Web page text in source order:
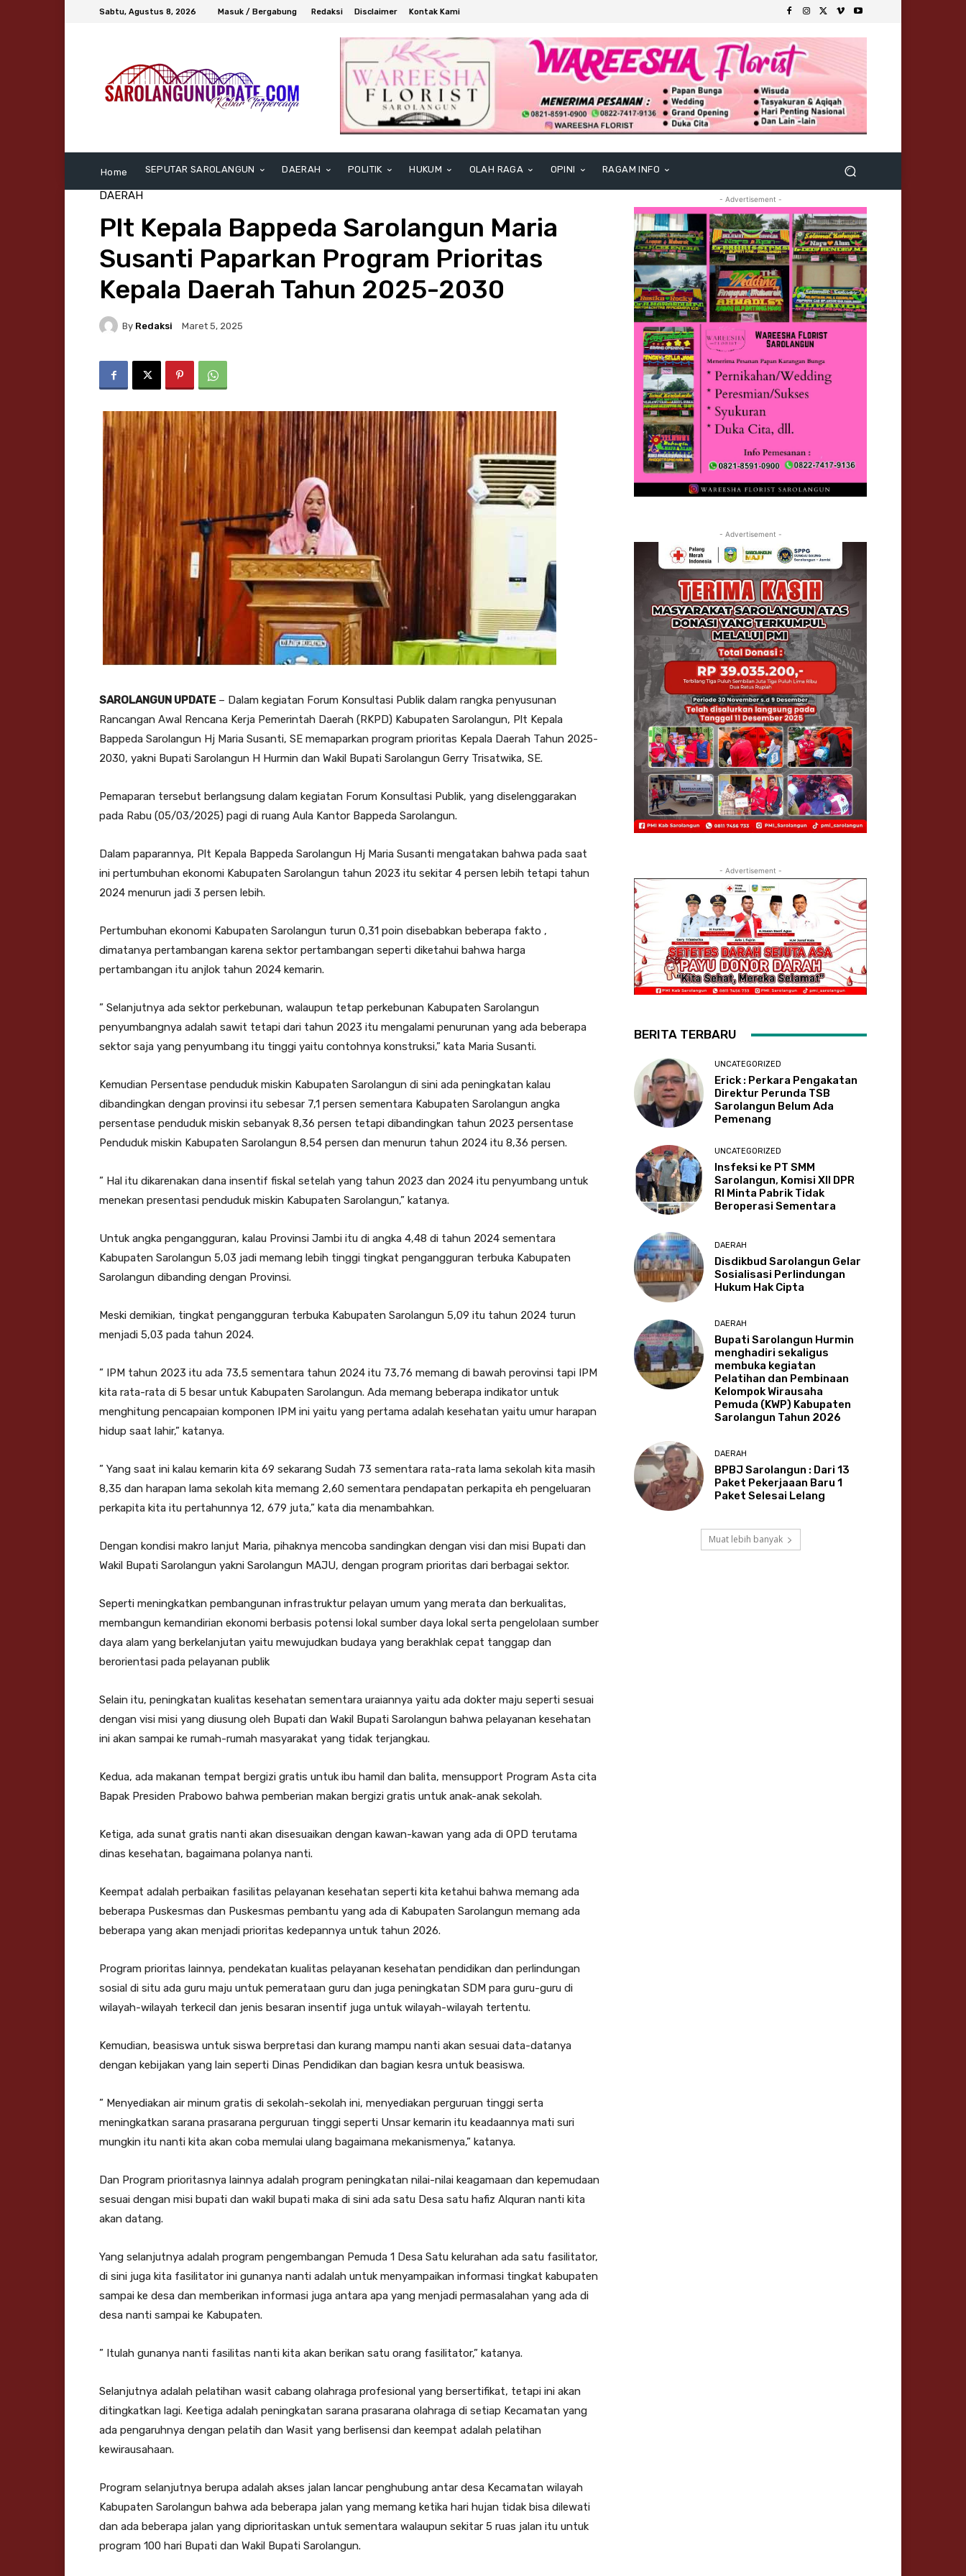
Sabtu, Agustus 8, 2026 Masuk / Bergabung Redaksi Disclaimer Kontak Kami
Home SEPUTAR SAROLANGUN DAERAH POLITIK HUKUM OLAH RAGA OPINI RAGAM INFO
DAERAH
Plt Kepala Bappeda Sarolangun Maria
Susanti Paparkan Program Prioritas
Kepala Daerah Tahun 2025-2030
By Redaksi Maret 5, 2025
SAROLANGUN UPDATE– Dalam kegiatan Forum Konsultasi Publik dalam rangka penyusunan
Rancangan Awal Rencana Kerja Pemerintah Daerah (RKPD) Kabupaten Sarolangun, Plt Kepala
Bappeda Sarolangun Hj Maria Susanti, SE memaparkan program prioritas Kepala Daerah Tahun 2025-
2030, yakni Bupati Sarolangun H Hurmin dan Wakil Bupati Sarolangun Gerry Trisatwika, SE.
Pemaparan tersebut berlangsung dalam kegiatan Forum Konsultasi Publik, yang diselenggarakan
pada Rabu (05/03/2025) pagi di ruang Aula Kantor Bappeda Sarolangun.
Dalam paparannya, Plt Kepala Bappeda Sarolangun Hj Maria Susanti mengatakan bahwa pada saat
ini pertumbuhan ekonomi Kabupaten Sarolangun tahun 2023 itu sekitar 4 persen lebih tetapi tahun
2024 menurun jadi 3 persen lebih.
Pertumbuhan ekonomi Kabupaten Sarolangun turun 0,31 poin disebabkan beberapa fakto ,
dimatanya pertambangan karena sektor pertambangan seperti diketahui bahwa harga
pertambangan itu anjlok tahun 2024 kemarin.
” Selanjutnya ada sektor perkebunan, walaupun tetap perkebunan Kabupaten Sarolangun
penyumbangnya adalah sawit tetapi dari tahun 2023 itu mengalami penurunan yang ada beberapa
sektor saja yang penyumbang itu tinggi yaitu contohnya konstruksi,” kata Maria Susanti.
Kemudian Persentase penduduk miskin Kabupaten Sarolangun di sini ada peningkatan kalau
dibandingkan dengan provinsi itu sebesar 7,1 persen sementara Kabupaten Sarolangun angka
persentase penduduk miskin sebanyak 8,36 persen tetapi dibandingkan tahun 2023 persentase
Penduduk miskin Kabupaten Sarolangun 8,54 persen dan menurun tahun 2024 itu 8,36 persen.
” Hal itu dikarenakan dana insentif fiskal setelah yang tahun 2023 dan 2024 itu penyumbang untuk
menekan presentasi penduduk miskin Kabupaten Sarolangun,” katanya.
Untuk angka pengangguran, kalau Provinsi Jambi itu di angka 4,48 di tahun 2024 sementara
Kabupaten Sarolangun 5,03 jadi memang lebih tinggi tingkat pengangguran terbuka Kabupaten
Sarolangun dibanding dengan Provinsi.
Meski demikian, tingkat pengangguran terbuka Kabupaten Sarolangun 5,09 itu tahun 2024 turun
menjadi 5,03 pada tahun 2024.
” IPM tahun 2023 itu ada 73,5 sementara tahun 2024 itu 73,76 memang di bawah perovinsi tapi IPM
kita rata-rata di 5 besar untuk Kabupaten Sarolangun. Ada memang beberapa indikator untuk
menghitung pencapaian komponen IPM ini yaitu yang pertama adalah kesehatan yaitu umur harapan
hidup saat lahir,” katanya.
” Yang saat ini kalau kemarin kita 69 sekarang Sudah 73 sementara rata-rata lama sekolah kita masih
8,35 dan harapan lama sekolah kita memang 2,60 sementara pendapatan perkapita eh pengeluaran
perkapita kita itu pertahunnya 12, 679 juta,” kata dia menambahkan.
Dengan kondisi makro lanjut Maria, pihaknya mencoba sandingkan dengan visi dan misi Bupati dan
Wakil Bupati Sarolangun yakni Sarolangun MAJU, dengan program prioritas dari berbagai sektor.
Seperti meningkatkan pembangunan infrastruktur pelayan umum yang merata dan berkualitas,
membangun kemandirian ekonomi berbasis potensi lokal sumber daya lokal serta pengelolaan sumber
daya alam yang berkelanjutan yaitu mewujudkan budaya yang berakhlak cepat tanggap dan
berorientasi pada pelayanan publik
Selain itu, peningkatan kualitas kesehatan sementara uraiannya yaitu ada dokter maju seperti sesuai
dengan visi misi yang diusung oleh Bupati dan Wakil Bupati Sarolangun bahwa pelayanan kesehatan
ini akan sampai ke rumah-rumah masyarakat yang tidak terjangkau.
Kedua, ada makanan tempat bergizi gratis untuk ibu hamil dan balita, mensupport Program Asta cita
Bapak Presiden Prabowo bahwa pemberian makan bergizi gratis untuk anak-anak sekolah.
Ketiga, ada sunat gratis nanti akan disesuaikan dengan kawan-kawan yang ada di OPD terutama
dinas kesehatan, bagaimana polanya nanti.
Keempat adalah perbaikan fasilitas pelayanan kesehatan seperti kita ketahui bahwa memang ada
beberapa Puskesmas dan Puskesmas pembantu yang ada di Kabupaten Sarolangun memang ada
beberapa yang akan menjadi prioritas kedepannya untuk tahun 2026.
Program prioritas lainnya, pendekatan kualitas pelayanan kesehatan pendidikan dan perlindungan
sosial di situ ada guru maju untuk pemerataan guru dan juga peningkatan SDM para guru-guru di
wilayah-wilayah terkecil dan jenis besaran insentif juga untuk wilayah-wilayah tertentu.
Kemudian, beasiswa untuk siswa berpretasi dan kurang mampu nanti akan sesuai data-datanya
dengan kebijakan yang lain seperti Dinas Pendidikan dan bagian kesra untuk beasiswa.
” Menyediakan air minum gratis di sekolah-sekolah ini, menyediakan perguruan tinggi serta
meningkatkan sarana prasarana perguruan tinggi seperti Unsar kemarin itu keadaannya mati suri
mungkin itu nanti kita akan coba memulai ulang bagaimana mekanismenya,” katanya.
Dan Program prioritasnya lainnya adalah program peningkatan nilai-nilai keagamaan dan kepemudaan
sesuai dengan misi bupati dan wakil bupati maka di sini ada satu Desa satu hafiz Alquran nanti kita
akan datang.
Yang selanjutnya adalah program pengembangan Pemuda 1 Desa Satu kelurahan ada satu fasilitator,
di sini juga kita fasilitator ini gunanya nanti adalah untuk menyampaikan informasi tingkat kabupaten
sampai ke desa dan memberikan informasi juga antara apa yang menjadi permasalahan yang ada di
desa nanti sampai ke Kabupaten.
” Itulah gunanya nanti fasilitas nanti kita akan berikan satu orang fasilitator,” katanya.
Selanjutnya adalah pelatihan wasit cabang olahraga profesional yang bersertifikat, tetapi ini akan
ditingkatkan lagi. Keetiga adalah peningkatan sarana prasarana olahraga di setiap Kecamatan yang
ada pengaruhnya dengan pelatih dan Wasit yang berlisensi dan keempat adalah pelatihan
kewirausahaan.
Program selanjutnya berupa adalah akses jalan lancar penghubung antar desa Kecamatan wilayah
Kabupaten Sarolangun bahwa ada beberapa jalan yang memang ketika hari hujan tidak bisa dilewati
dan ada beberapa jalan yang diprioritaskan untuk sementara walaupun sekitar 5 ruas jalan itu untuk
program 100 hari Bupati dan Wakil Bupati Sarolangun.
- Advertisement -
- Advertisement -
- Advertisement -
BERITA TERBARU
UNCATEGORIZED
Erick : Perkara Pengakatan
Direktur Perunda TSB
Sarolangun Belum Ada
Pemenang
UNCATEGORIZED
Insfeksi ke PT SMM
Sarolangun, Komisi XII DPR
RI Minta Pabrik Tidak
Beroperasi Sementara
DAERAH
Disdikbud Sarolangun Gelar
Sosialisasi Perlindungan
Hukum Hak Cipta
DAERAH
Bupati Sarolangun Hurmin
menghadiri sekaligus
membuka kegiatan
Pelatihan dan Pembinaan
Kelompok Wirausaha
Pemuda (KWP) Kabupaten
Sarolangun Tahun 2026
DAERAH
BPBJ Sarolangun : Dari 13
Paket Pekerjaaan Baru 1
Paket Selesai Lelang
Muat lebih banyak